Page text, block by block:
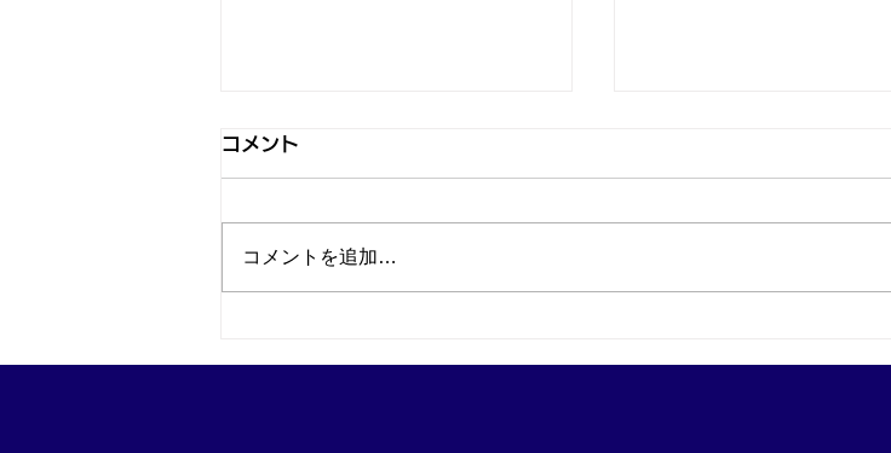
コメント
コメントを追加…